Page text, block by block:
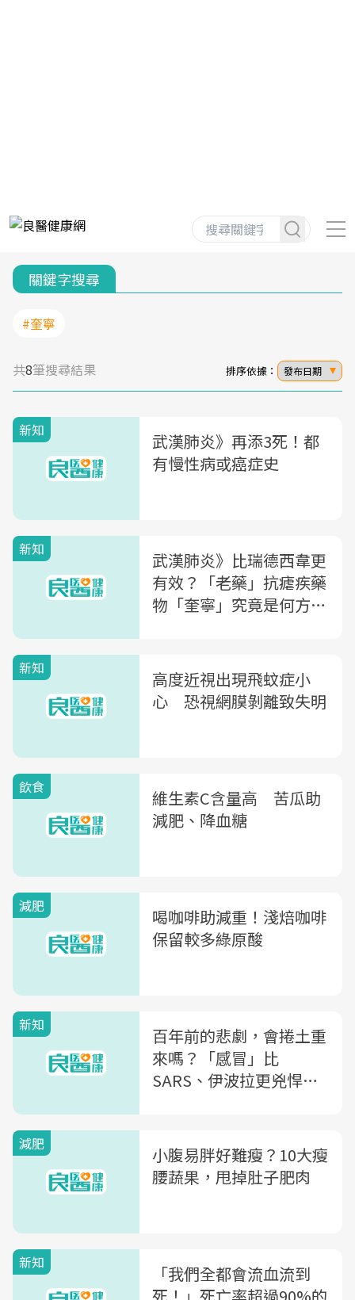
關鍵字搜尋
#奎寧
共8筆搜尋結果 排序依據： 發布日期
新知
武漢肺炎》再添3死！都
有慢性病或癌症史
新知
武漢肺炎》比瑞德西韋更
有效？「老藥」抗瘧疾藥
物「奎寧」究竟是何方神
新知
高度近視出現飛蚊症小
心 恐視網膜剝離致失明
飲食
維生素C含量高 苦瓜助
減肥、降血糖
減肥
喝咖啡助減重！淺焙咖啡
保留較多綠原酸
新知
百年前的悲劇，會捲土重
來嗎？「感冒」比
SARS、伊波拉更兇悍，
減肥
小腹易胖好難瘦？10大瘦
腰蔬果，甩掉肚子肥肉
新知
「我們全都會流血流到